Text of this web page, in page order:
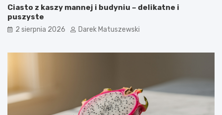
Ciasto z kaszy mannej i budyniu – delikatne i
puszyste
2 sierpnia 2026 Darek Matuszewski